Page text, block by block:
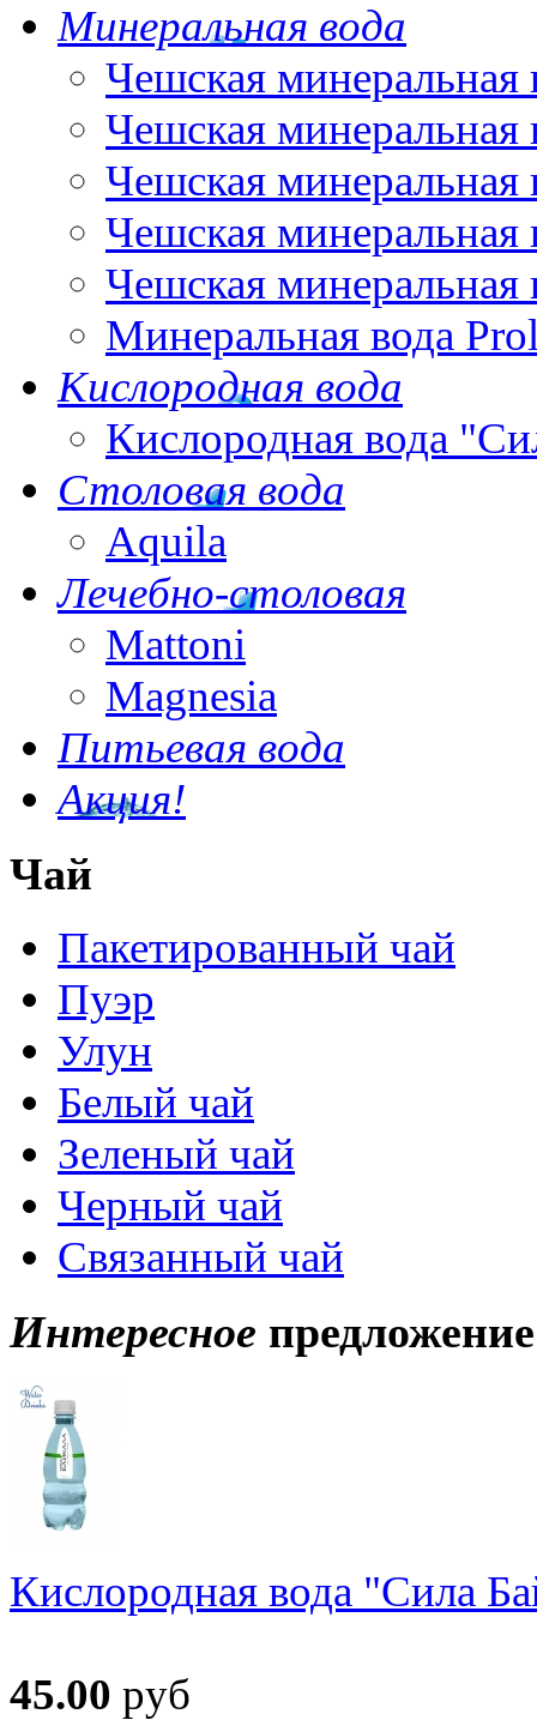
Минеральная вода
Чешская минеральная
Чешская минеральная
Чешская минеральная
Чешская минеральная
Чешская минеральная
Минеральная вода
Кислородная вода
Кислородная вода
Столовая вода
Aquila
Лечебно-столовая
Mattoni
Magnesia
Питьевая вода
Акция!
Чай
Пакетированный чай
Пуэр
Улун
Белый чай
Зеленый чай
Черный чай
Связанный чай
Интересное предложение
Кислородная вода "Сила
45.00 руб